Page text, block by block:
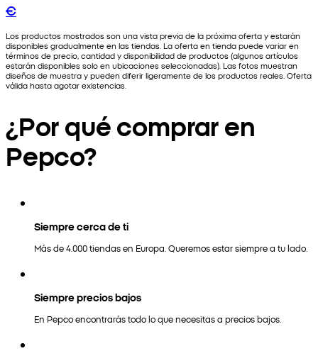
€
Los productos mostrados son una vista previa de la próxima oferta y estarán
disponibles gradualmente en las tiendas. La oferta en tienda puede variar en
términos de precio, cantidad y disponibilidad de productos (algunos artículos
estarán disponibles solo en ubicaciones seleccionadas). Las fotos muestran
diseños de muestra y pueden diferir ligeramente de los productos reales. Oferta
válida hasta agotar existencias.
¿Por qué comprar en
Pepco?
Siempre cerca de ti
Más de 4.000 tiendas en Europa. Queremos estar siempre a tu lado.
Siempre precios bajos
En Pepco encontrarás todo lo que necesitas a precios bajos.